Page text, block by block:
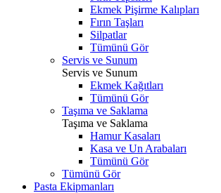
Ekmek Pişirme Kalıpları
Fırın Taşları
Silpatlar
Tümünü Gör
Servis ve Sunum
Servis ve Sunum
Ekmek Kağıtları
Tümünü Gör
Taşıma ve Saklama
Taşıma ve Saklama
Hamur Kasaları
Kasa ve Un Arabaları
Tümünü Gör
Tümünü Gör
Pasta Ekipmanları